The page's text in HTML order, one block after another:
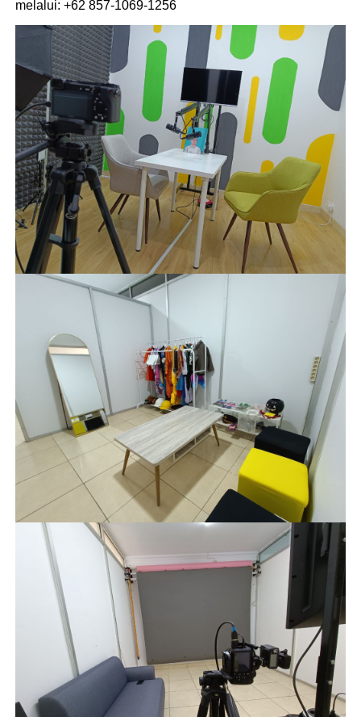
melalui: +62 857-1069-1256